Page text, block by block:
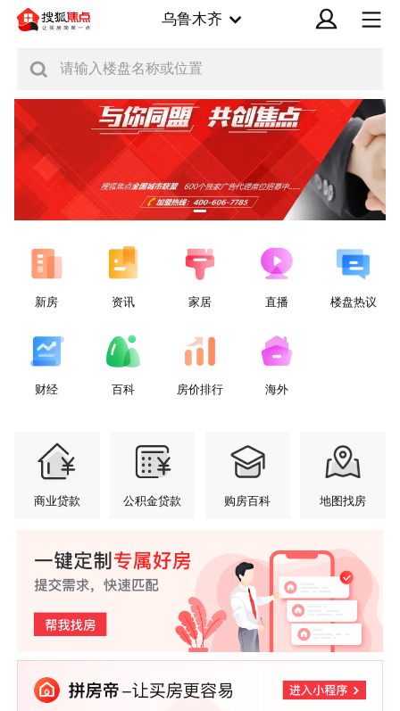
乌鲁木齐
请输入楼盘名称或位置
新房 资讯 家居 直播 楼盘热议
财经 百科 房价排行 海外
商业贷款 公积金贷款 购房百科 地图找房